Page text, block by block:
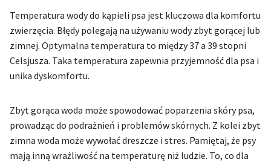
Temperatura wody do kąpieli psa jest kluczowa dla komfortu
zwierzęcia. Błędy polegają na używaniu wody zbyt gorącej lub
zimnej. Optymalna temperatura to między 37 a 39 stopni
Celsjusza. Taka temperatura zapewnia przyjemność dla psa i
unika dyskomfortu.
Zbyt gorąca woda może spowodować poparzenia skóry psa,
prowadząc do podrażnień i problemów skórnych. Z kolei zbyt
zimna woda może wywołać dreszcze i stres. Pamiętaj, że psy
mają inną wrażliwość na temperaturę niż ludzie. To, co dla